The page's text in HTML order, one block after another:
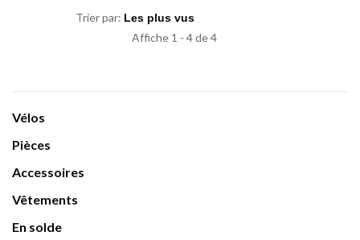
Trier par:
Affiche 1 - 4 de 4
Vélos
Pièces
Accessoires
Vêtements
En solde